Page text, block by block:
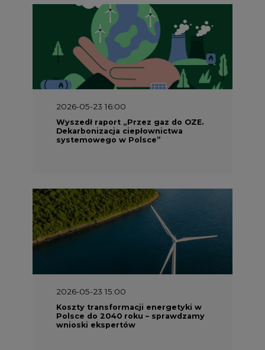
2026-05-23 16:00
Wyszedł raport „Przez gaz do OZE.
Dekarbonizacja ciepłownictwa
systemowego w Polsce”
2026-05-23 15:00
Koszty transformacji energetyki w
Polsce do 2040 roku – sprawdzamy
wnioski ekspertów